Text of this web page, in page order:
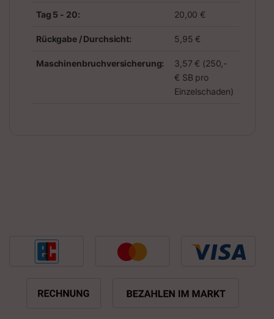
Tag 5 - 20: 20,00 €
Rückgabe / Durchsicht: 5,95 €
Maschinenbruchversicherung:
3,57 € (250,-
€ SB pro
Einzelschaden)